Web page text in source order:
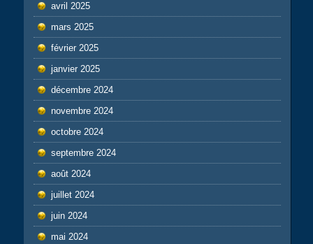
avril 2025
mars 2025
février 2025
janvier 2025
décembre 2024
novembre 2024
octobre 2024
septembre 2024
août 2024
juillet 2024
juin 2024
mai 2024